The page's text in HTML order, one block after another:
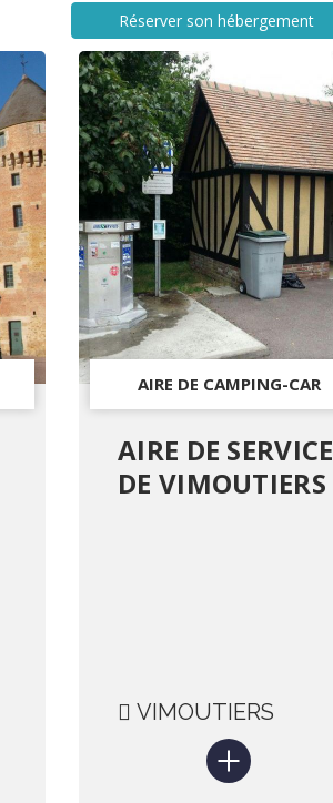
Réserver son hébergement
AIRE DE CAMPING-CAR
AIRE DE SERVICE
DE VIMOUTIERS
VIMOUTIERS